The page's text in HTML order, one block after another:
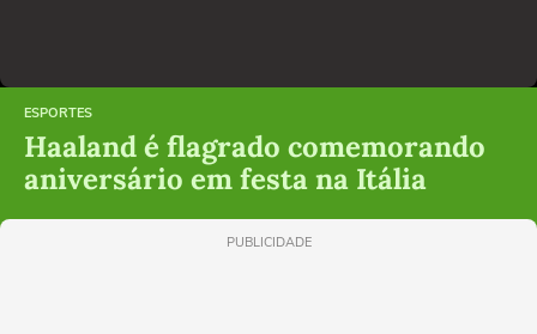
ESPORTES
Haaland é flagrado comemorando
aniversário em festa na Itália
PUBLICIDADE